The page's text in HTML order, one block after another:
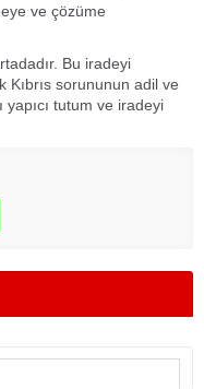
ve çözüme
Bu iradeyi
Kıbrıs sorununun adil ve
yapıcı tutum ve iradeyi